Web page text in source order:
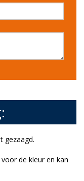
gezaagd.
de kleur en kan